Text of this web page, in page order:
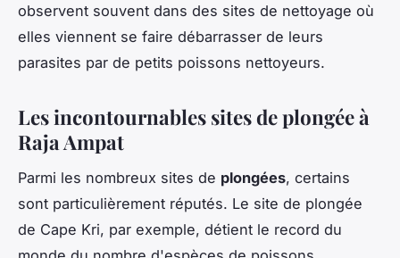
observent souvent dans des sites de nettoyage où
elles viennent se faire débarrasser de leurs
parasites par de petits poissons nettoyeurs.
Les incontournables sites de plongée à
Raja Ampat
Parmi les nombreux sites de plongées, certains
sont particulièrement réputés. Le site de plongée
de Cape Kri, par exemple, détient le record du